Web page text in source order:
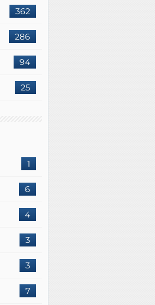
362
286
94
25
1
6
4
3
3
7